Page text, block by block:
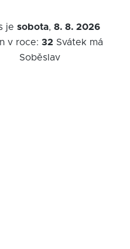
je sobota, 8. 8. 2026
v roce:32 Svátek má
Soběslav